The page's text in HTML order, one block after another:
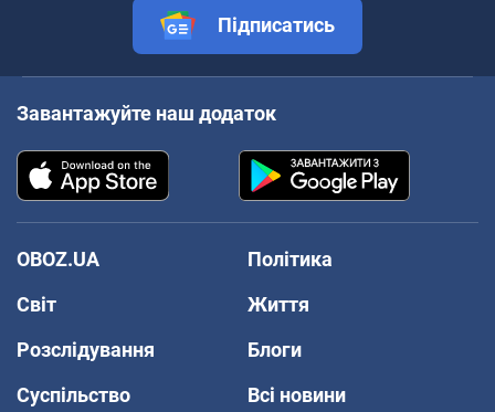
Підписатись
Завантажуйте наш додаток
OBOZ.UA
Політика
Світ
Життя
Розслідування
Блоги
Суспільство
Всі новини